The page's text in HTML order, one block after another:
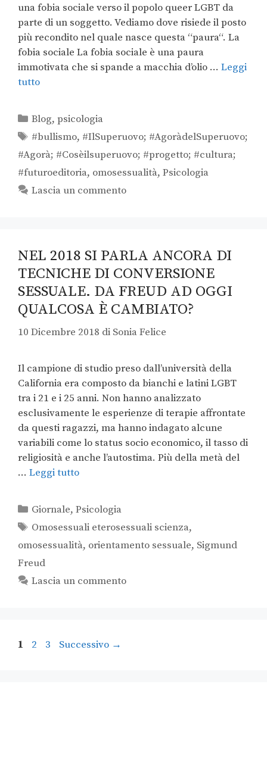
una fobia sociale verso il popolo queer LGBT da
parte di un soggetto. Vediamo dove risiede il posto
più recondito nel quale nasce questa “paura“. La
fobia sociale La fobia sociale è una paura
immotivata che si spande a macchia d’olio … Leggi
tutto
Blog,psicologia
#bullismo, #IlSuperuovo; #AgoràdelSuperuovo;
#Agorà; #Cosèilsuperuovo; #progetto; #cultura;
#futuroeditoria, omosessualità, Psicologia
Lascia un commento
NEL 2018 SI PARLA ANCORA DI
TECNICHE DI CONVERSIONE
SESSUALE. DA FREUD AD OGGI
QUALCOSA È CAMBIATO?
10 Dicembre 2018 di Sonia Felice
Il campione di studio preso dall’università della
California era composto da bianchi e latini LGBT
tra i 21 e i 25 anni. Non hanno analizzato
esclusivamente le esperienze di terapie affrontate
da questi ragazzi, ma hanno indagato alcune
variabili come lo status socio economico, il tasso di
religiosità e anche l’autostima. Più della metà del
… Leggi tutto
Giornale,Psicologia
Omosessuali eterosessuali scienza,
omosessualità, orientamento sessuale, Sigmund
Freud
Lascia un commento
1 2 3 Successivo →